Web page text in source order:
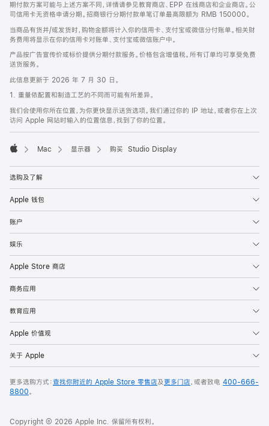
期付款方案可能与上述方案不同，详情请参见教育商店、EPP 在线商店和企业商店。公
司信用卡无资格申请分期。招商银行分期付款单笔订单最高限额为 RMB 150000。
当商品有货并/或发货时，购物金额将计入你的信用卡、支付宝或微信分付账单。相关财
务费用将显示在你的信用卡对账单、支付宝或微信账户中。
产品按广告宣传价或标价提供分期付款服务。价格包含增值税。所有订单均可享受免费
送货服务。
此信息更新于 2026 年 7 月 30 日。
1. 重量依配置和制造工艺的不同而可能有所差异。
我们会使用你所在位置，为你更快显示送货选项。我们通过你的 IP 地址，或者你在上次
访问 Apple 网站时输入的位置信息，找到了你的位置。
Mac 显示器 购买 Studio Display
选购及了解
Apple 钱包
账户
娱乐
Apple Store 商店
商务应用
教育应用
Apple 价值观
关于 Apple
更多选购方式：查找你附近的 Apple Store 零售店及更多门店，或者致电 400-666-
8800。
Copyright © 2026 Apple Inc. 保留所有权利。